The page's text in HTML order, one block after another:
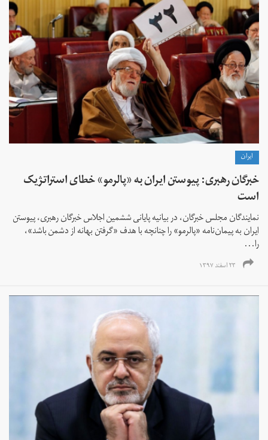
ايران
خبرگان رهبری: پیوستن ایران به «پالرمو» خطای استراتژیک
است
نمایندگان مجلس خبرگان، در بیانیه پایانی ششمین اجلاس خبرگان رهبری، پیوستن
ایران به پیمان‌نامه «پالرمو» را چنانچه با هدف «گرفتن بهانه از دشمن باشد»،
را...
۲۳ اسفند ۱۳۹۷